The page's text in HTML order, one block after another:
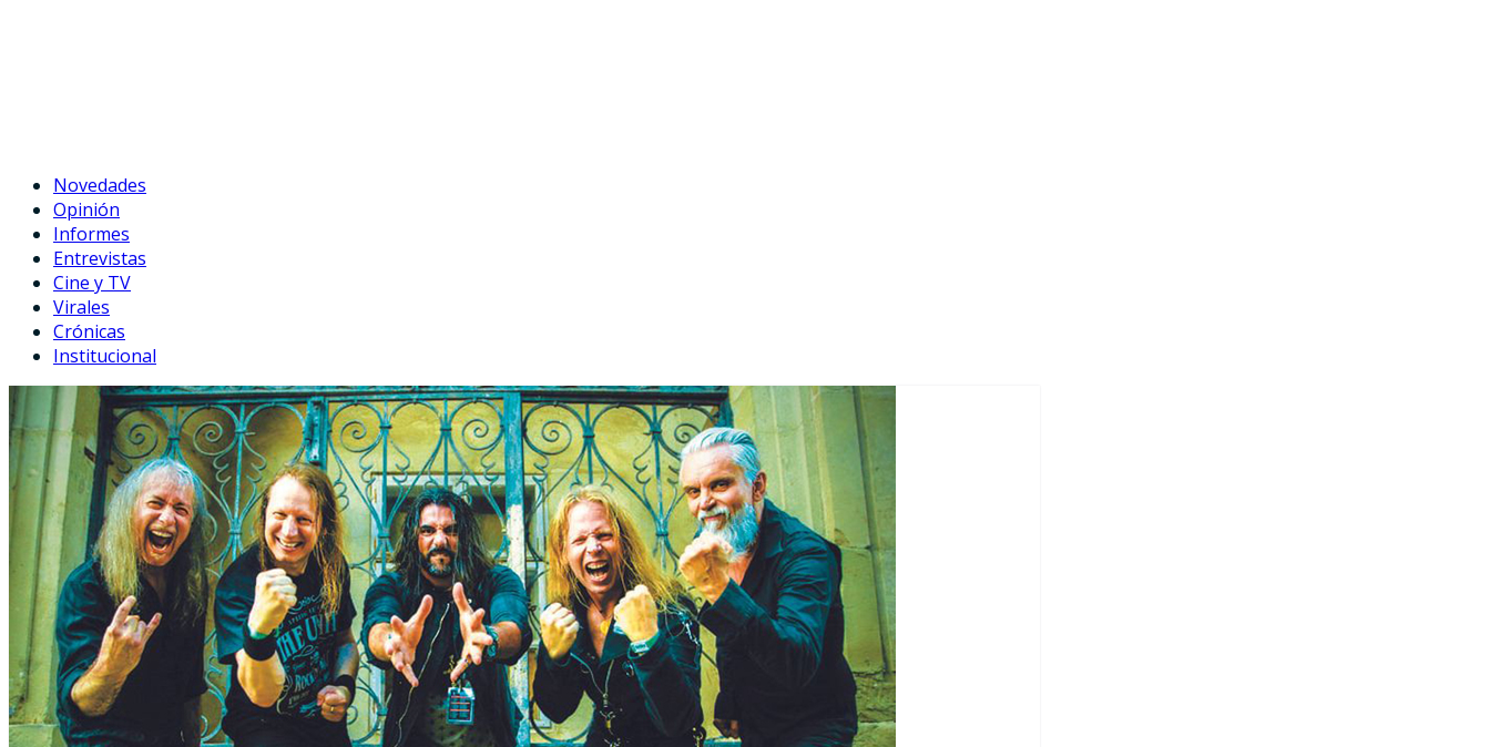
Novedades
Opinión
Informes
Entrevistas
Cine y TV
Virales
Crónicas
Institucional